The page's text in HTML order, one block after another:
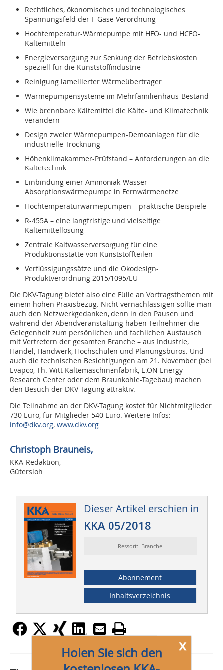
Rechtliches, ökonomisches und technologisches
Spannungsfeld der F-Gase-Verordnung
Hochtemperatur-Wärmepumpe mit HFO- und HCFO-
Kältemitteln
Energieversorgung zur Senkung der Betriebskosten
speziell für die Kunststoffindustrie
Reinigung lamellierter Wärmeübertrager
Wärmepumpensysteme im Mehrfamilienhaus-Bestand
Wie brennbare Kältemittel die Kälte- und Klimatechnik
verändern
Design zweier Wärmepumpen-Demoanlagen für die
industrielle Trocknung
Höhenklimakammer-Prüfstand – Anforderungen an die
Kältetechnik
Einbindung einer Ammoniak-Wasser-
Absorptionswärmepumpe in Fernwärmenetze
Hochtemperaturwärmepumpen – praktische Beispiele
R-455A – eine langfristige und vielseitige
Kältemittellösung
Zentrale Kaltwasserversorgung für eine
Produktionsstätte von Kunststoffteilen
Verflüssigungssätze und die Ökodesign-
Produktverordnung 2015/1095/EU
Die DKV-Tagung bietet also eine Fülle an Vortragsthemen mit
einem hohen Praxisbezug. Nicht vernachlässigen sollte man
auch den Netzwerkgedanken, denn in den Pausen und
während der Abendveranstaltung haben Teilnehmer die
Gelegenheit zum persönlichen und fachlichen Austausch
mit Vertretern der gesamten Branche – aus Industrie,
Handel, Handwerk, Hochschulen und Planungsbüros. Und
auch die technischen Besichtigungen am 21. November (bei
Evapco, Th. Witt Kältemaschinenfabrik, E.ON Energy
Research Center oder dem Braunkohle-Tagebau) machen
den Besuch der DKV-Tagung attraktiv.
Die Teilnahme an der DKV-Tagung kostet für Nichtmitglieder
730 Euro, für Mitglieder 540 Euro. Weitere Infos:
info@dkv.org, www.dkv.org
Christoph Brauneis,
KKA-Redaktion,
Gütersloh
Dieser Artikel erschien in
KKA 05/2018
Ressort: Branche
Abonnement
Inhaltsverzeichnis
x
Holen Sie sich den